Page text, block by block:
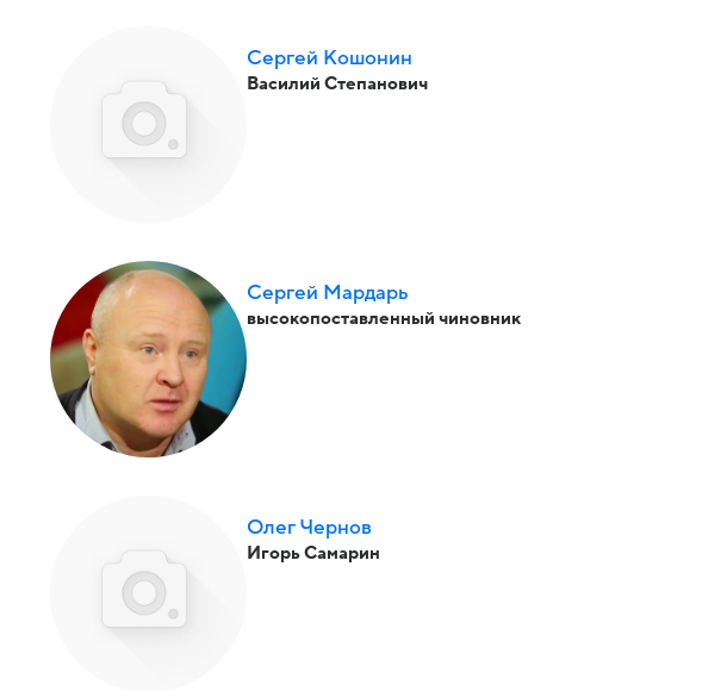
Сергей Кошонин
Василий Степанович
Сергей Мардарь
высокопоставленный чиновник
Олег Чернов
Игорь Самарин